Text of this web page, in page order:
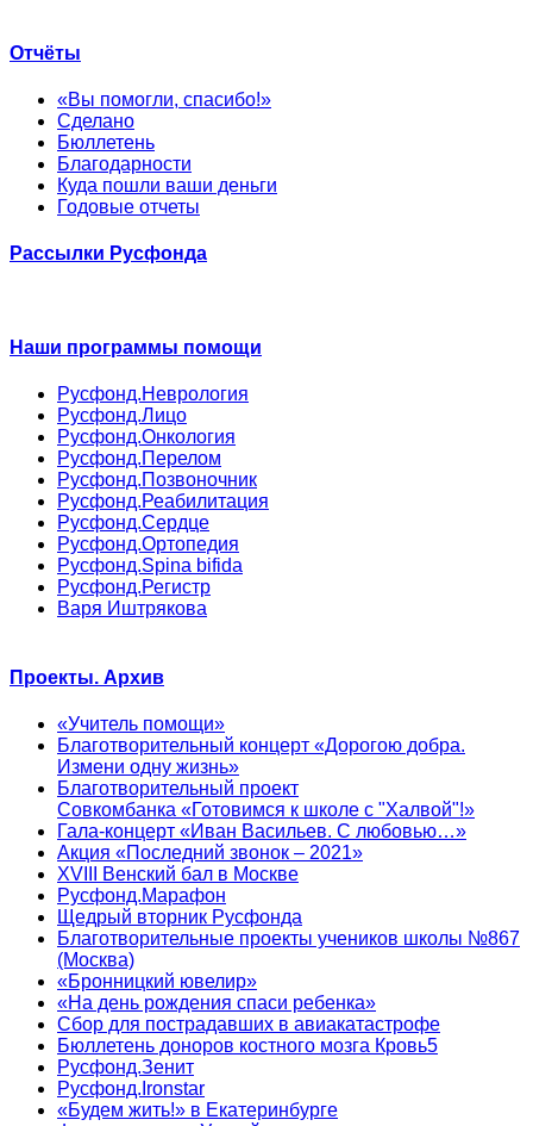
Отчёты
«Вы помогли, спасибо!»
Сделано
Бюллетень
Благодарности
Куда пошли ваши деньги
Годовые отчеты
Рассылки Русфонда
Наши программы помощи
Русфонд.Неврология
Русфонд.Лицо
Русфонд.Онкология
Русфонд.Перелом
Русфонд.Позвоночник
Русфонд.Реабилитация
Русфонд.Сердце
Русфонд.Ортопедия
Русфонд.Spina bifida
Русфонд.Регистр
Варя Иштрякова
Проекты. Архив
«Учитель помощи»
Благотворительный концерт «Дорогою добра.
Измени одну жизнь»
Благотворительный проект
Совкомбанка «Готовимся к школе с "Халвой"!»
Гала-концерт «Иван Васильев. С любовью…»
Акция «Последний звонок – 2021»
XVIII Венский бал в Москве
Русфонд.Марафон
Щедрый вторник Русфонда
Благотворительные проекты учеников школы №867
(Москва)
«Бронницкий ювелир»
«На день рождения спаси ребенка»
Сбор для пострадавших в авиакатастрофе
Бюллетень доноров костного мозга Кровь5
Русфонд.Зенит
Русфонд.Ironstar
«Будем жить!» в Екатеринбурге